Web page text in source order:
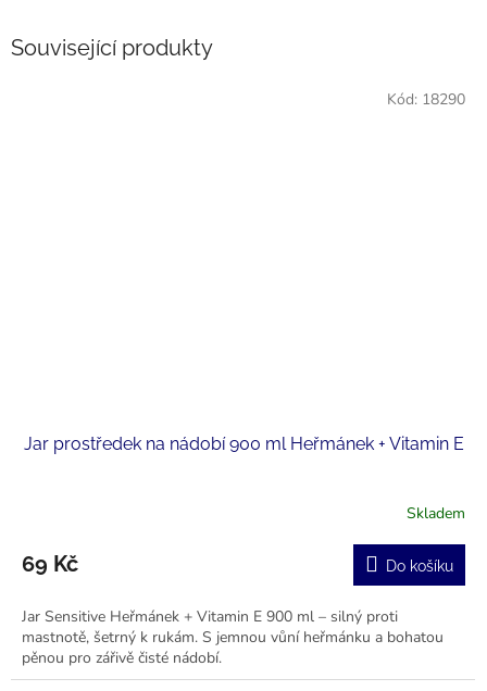
Související produkty
Jar prostředek na nádobí 900 ml Heřmánek + Vitamin E
Skladem
69 Kč Do košíku
Jar Sensitive Heřmánek + Vitamin E 900 ml – silný proti
mastnotě, šetrný k rukám. S jemnou vůní heřmánku a bohatou
pěnou pro zářivě čisté nádobí.
Kód: 18290